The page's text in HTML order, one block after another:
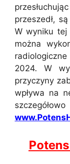
przeszedł,
W wyniku tej
można
2024. W
przyczyny
wpływa na